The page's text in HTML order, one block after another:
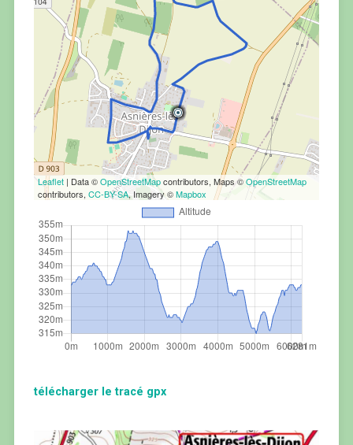
Leaflet| Data ©OpenStreetMapcontributors, Maps ©OpenStreetMap
contributors, CC-BY-SA, Imagery ©Mapbox
télécharger le tracé gpx